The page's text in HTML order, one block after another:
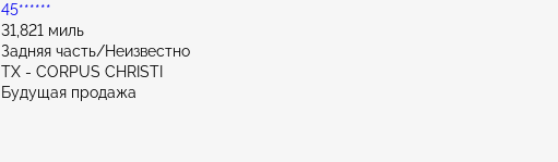
45******
31,821 миль
Задняя часть/Неизвестно
TX - CORPUS CHRISTI
Будущая продажа